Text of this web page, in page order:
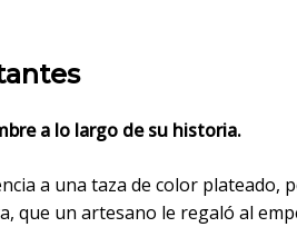
a lo largo de su historia.
a una taza de color plateado,
que un artesano le regaló al